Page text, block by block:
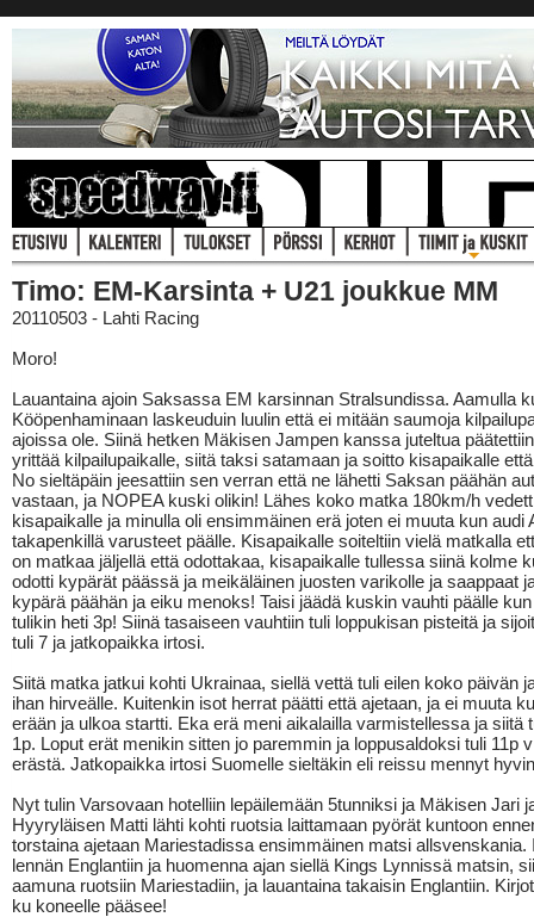
Timo: EM-Karsinta + U21 joukkue MM
20110503 - Lahti Racing
Moro!
Lauantaina ajoin Saksassa EM karsinnan Stralsundissa. Aamulla
Kööpenhaminaan laskeuduin luulin että ei mitään saumoja
ajoissa ole. Siinä hetken Mäkisen Jampen kanssa juteltua
yrittää kilpailupaikalle, siitä taksi satamaan ja soitto kisapaikalle
No sieltäpäin jeesattiin sen verran että ne lähetti Saksan päähän
vastaan, ja NOPEA kuski olikin! Lähes koko matka 180km/h
kisapaikalle ja minulla oli ensimmäinen erä joten ei muuta kun audi
takapenkillä varusteet päälle. Kisapaikalle soiteltiin vielä matkalla
on matkaa jäljellä että odottakaa, kisapaikalle tullessa siinä kolme
odotti kypärät päässä ja meikäläinen juosten varikolle ja saappaat
kypärä päähän ja eiku menoks! Taisi jäädä kuskin vauhti päälle
tulikin heti 3p! Siinä tasaiseen vauhtiin tuli loppukisan pisteitä ja
tuli 7 ja jatkopaikka irtosi.
Siitä matka jatkui kohti Ukrainaa, siellä vettä tuli eilen koko päivän
ihan hirveälle. Kuitenkin isot herrat päätti että ajetaan, ja ei muuta
erään ja ulkoa startti. Eka erä meni aikalailla varmistellessa ja siitä
1p. Loput erät menikin sitten jo paremmin ja loppusaldoksi tuli 11p
erästä. Jatkopaikka irtosi Suomelle sieltäkin eli reissu mennyt
Nyt tulin Varsovaan hotelliin lepäilemään 5tunniksi ja Mäkisen Jari
Hyyryläisen Matti lähti kohti ruotsia laittamaan pyörät kuntoon
torstaina ajetaan Mariestadissa ensimmäinen matsi allsvenskania.
lennän Englantiin ja huomenna ajan siellä Kings Lynnissä matsin,
aamuna ruotsiin Mariestadiin, ja lauantaina takaisin Englantiin.
ku koneelle pääsee!